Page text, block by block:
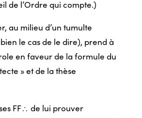
de l’Ordre qui compte.)
au milieu d’un tumulte
le cas de le dire), prend à
en faveur de la formule du
» et de la thèse
FF/ de lui prouver